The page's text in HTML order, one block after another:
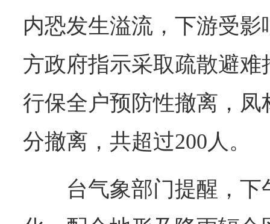
内恐发生溢流，下游受
方政府指示采取疏散避
行保全户预防性撤离，凤
分撤离，共超过200人。
台气象部门提醒，